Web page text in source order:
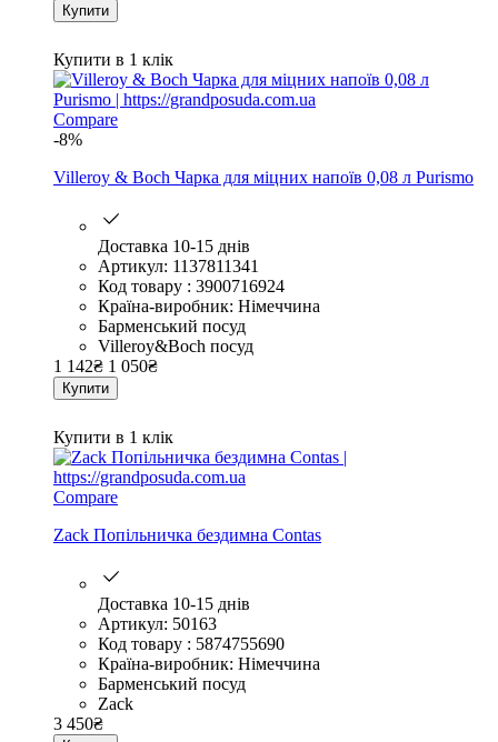
Купити
Купити в 1 клік
Compare
-8%
Villeroy & Boch Чарка для міцних напоїв 0,08 л Purismo
Доставка 10-15 днів
Артикул: 1137811341
Код товару : 3900716924
Країна-виробник: Німеччина
Барменський посуд
Villeroy&Boch посуд
1 142₴ 1 050₴
Купити
Купити в 1 клік
Compare
Zack Попільничка бездимна Contas
Доставка 10-15 днів
Артикул: 50163
Код товару : 5874755690
Країна-виробник: Німеччина
Барменський посуд
Zack
3 450₴